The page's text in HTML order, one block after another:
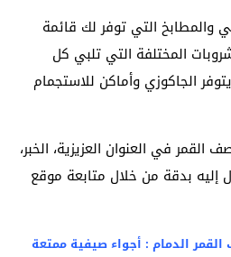
والمطابخ التي توفر لك قائمة
المختلفة التي تلبي كل
الجاكوزي وأماكن للاستجمام
في العنوان العزيزية، الخبر،
إليه بدقة من خلال متابعة موقع
الدمام : أجواء صيفية ممتعة